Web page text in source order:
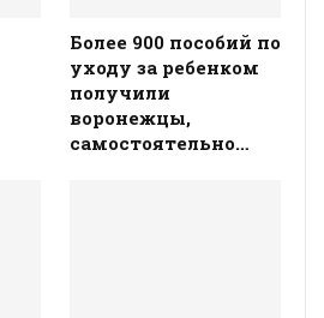
Более 900 пособий по
уходу за ребенком
получили
воронежцы,
самостоятельно…